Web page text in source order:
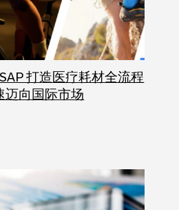
打造医疗耗材全流程
迈向国际市场